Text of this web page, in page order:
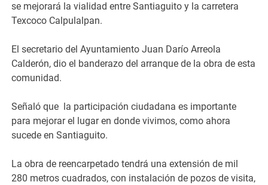
se mejorará la vialidad entre Santiaguito y la carretera
Texcoco Calpulalpan.
El secretario del Ayuntamiento Juan Darío Arreola
Calderón, dio el banderazo del arranque de la obra de esta
comunidad.
Señaló que la participación ciudadana es importante
para mejorar el lugar en donde vivimos, como ahora
sucede en Santiaguito.
La obra de reencarpetado tendrá una extensión de mil
280 metros cuadrados, con instalación de pozos de visita,